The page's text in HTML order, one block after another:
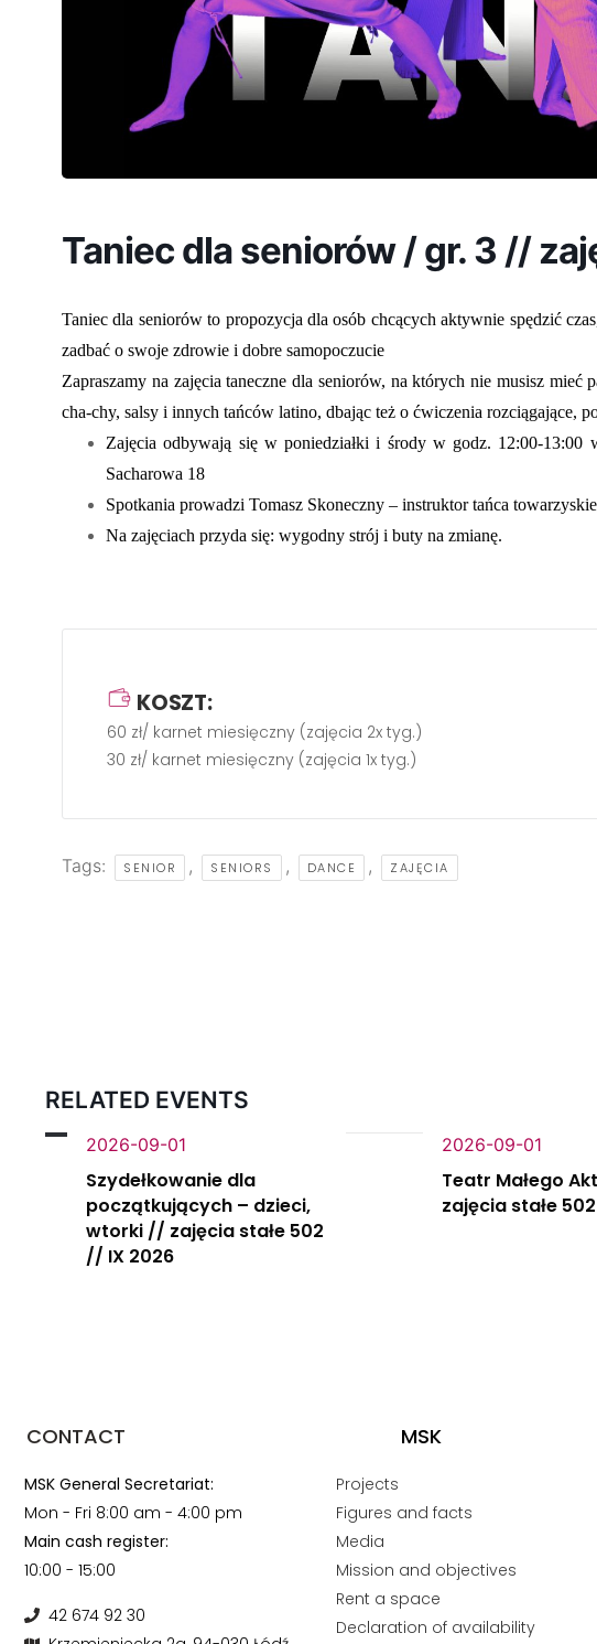
Taniec dla seniorów / gr. 3 //
Taniec dla seniorów to propozycja dla osób chcących aktywnie spędzić
zadbać o swoje zdrowie i dobre samopoczucie
Zapraszamy na zajęcia taneczne dla seniorów, na których nie musisz
cha-chy, salsy i innych tańców latino, dbając też o ćwiczenia rozciągające,
Zajęcia odbywają się w poniedziałki i środy w godz. 12:00-
Sacharowa 18
Spotkania prowadzi Tomasz Skoneczny – instruktor tańca
Na zajęciach przyda się: wygodny strój i buty na zmianę.
KOSZT:
60 zł/ karnet miesięczny (zajęcia 2x tyg.)
30 zł/ karnet miesięczny (zajęcia 1x tyg.)
Tags: SENIOR , SENIORS , DANCE , ZAJĘCIA
RELATED EVENTS
2026-09-01
Szydełkowanie dla
początkujących – dzieci,
wtorki // zajęcia stałe 502
// IX 2026
2026-09-01
Teatr Małego
zajęcia stałe
CONTACT MSK
MSK General Secretariat:
Mon - Fri 8:00 am - 4:00 pm
Main cash register:
10:00 - 15:00
42 674 92 30
Projects
Figures and facts
Media
Mission and objectives
Rent a space
Declaration of availability